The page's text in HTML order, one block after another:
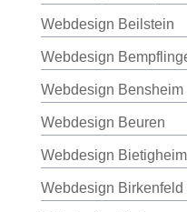
Webdesign Beilstein
Webdesign
Webdesign Bensheim
Webdesign Beuren
Webdesign
Webdesign Birkenfeld